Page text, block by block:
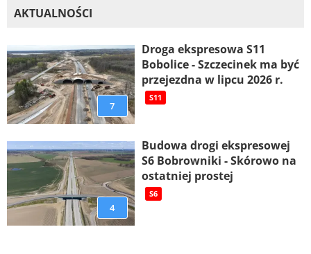
AKTUALNOŚCI
7
Droga ekspresowa S11
Bobolice - Szczecinek ma być
przejezdna w lipcu 2026 r.
S11
4
Budowa drogi ekspresowej
S6 Bobrowniki - Skórowo na
ostatniej prostej
S6